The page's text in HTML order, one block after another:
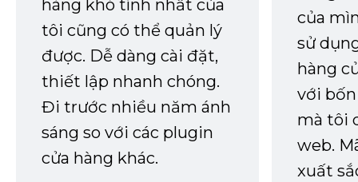
hàng khó tính nhất của
tôi cũng có thể quản lý
được. Dễ dàng cài đặt,
thiết lập nhanh chóng.
Đi trước nhiều năm ánh
sáng so với các plugin
cửa hàng khác.
của
sử
hàng
với
mà tôi
web.
xuất